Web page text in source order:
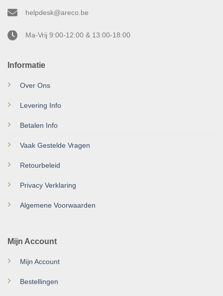
Informatie
Over Ons
Levering Info
Betalen Info
Vaak Gestelde Vragen
Retourbeleid
Privacy Verklaring
Algemene Voorwaarden
Mijn Account
Mijn Account
Bestellingen
helpdesk@areco.be
Ma-Vrij 9:00-12:00 & 13:00-18:00